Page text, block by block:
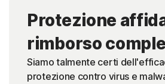
Protezione
rimborso
Siamo talmente certi
protezione contro virus e